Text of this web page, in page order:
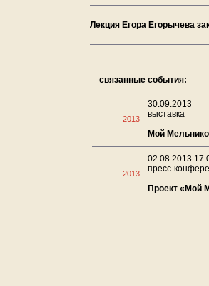
Лекция Егора Егорычева
связанные события:
2013
30.09.2013
выставка
Мой
2013
02.08.2013
пресс-
Проект «Мой